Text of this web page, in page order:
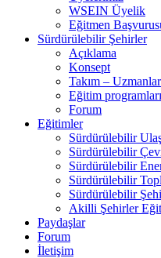
WSEIN Üyelik
Eğitmen
Sürdürülebilir Şehirler
Açıklama
Konsept
Takım –
Eğitim
Forum
Eğitimler
Sürdürülebilir
Sürdürülebilir
Sürdürülebilir
Sürdürülebilir
Sürdürülebilir
Akilli Şehirler
Paydaşlar
Forum
İletişim